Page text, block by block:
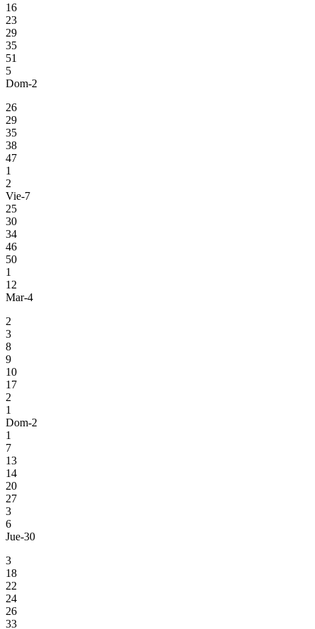
16
23
29
35
51
5
Dom-2
26
29
35
38
47
1
2
Vie-7
25
30
34
46
50
1
12
Mar-4
2
3
8
9
10
17
2
1
Dom-2
1
7
13
14
20
27
3
6
Jue-30
3
18
22
24
26
33